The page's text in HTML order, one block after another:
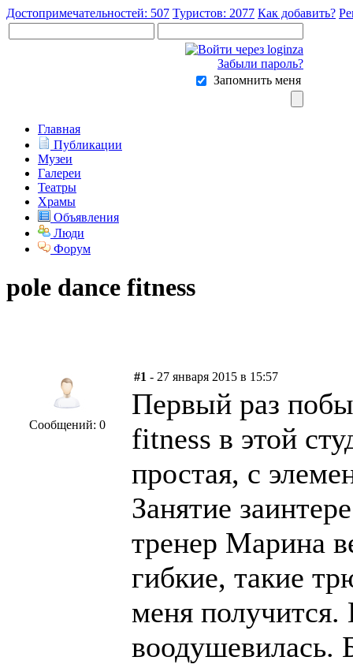
Достопримечательностей: 507 Туристов: 2077 Как добавить?
Забыли пароль?
Запомнить меня
Главная
Публикации
Музеи
Галереи
Театры
Храмы
Объявления
Люди
Форум
pole dance fitness
Сообщений: 0
#1 - 27 января 2015 в 15:57
Первый раз
fitness в этой
простая, с
Занятие
тренер Марина
гибкие, такие
меня
воодушевилась.